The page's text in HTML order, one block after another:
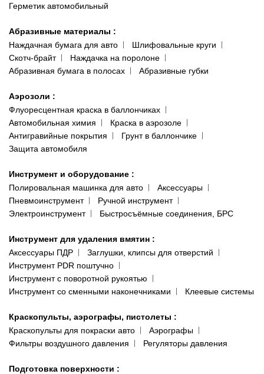
Герметик автомобильный
Абразивные материалы :
Наждачная бумага для авто
Шлифовальные круги
Скотч-брайт
Наждачка на поролоне
Абразивная бумага в полосах
Абразивные губки
Аэрозоли :
Флуоресцентная краска в баллончиках
Автомобильная химия
Краска в аэрозоле
Антигравийные покрытия
Грунт в баллончике
Защита автомобиля
Инструмент и оборудование :
Полировальная машинка для авто
Аксессуары
Пневмоинструмент
Ручной инструмент
Электроинструмент
Быстросъёмные соединения, БРС
Инструмент для удаления вмятин :
Аксессуары ПДР
Заглушки, клипсы для отверстий
Инструмент PDR поштучно
Инструмент с поворотной рукоятью
Инструмент со сменными наконечниками
Клеевые системы
Краскопульты, аэрографы, пистолеты :
Краскопульты для покраски авто
Аэрографы
Фильтры воздушного давления
Регуляторы давления
Подготовка поверхности :